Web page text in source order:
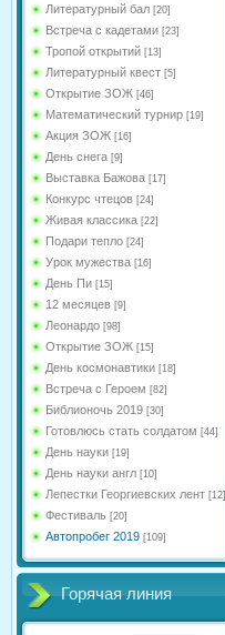
Литературный бал [20]
Встреча с кадетами [23]
Тропой открытий [13]
Литературный квест [5]
Открытие ЗОЖ [46]
Математический турнир [19]
Акция ЗОЖ [16]
День снега [9]
Выставка Бажова [17]
Конкурс чтецов [24]
Живая классика [22]
Подари тепло [24]
Урок мужества [16]
День Пи [15]
12 месяцев [9]
Леонардо [98]
Открытие ЗОЖ [15]
День космонавтики [18]
Встреча с Героем [82]
Библионочь 2019 [30]
Готовлюсь стать солдатом [44]
День науки [19]
День науки англ [10]
Лепестки Георгиевских лент [12]
Фестиваль [20]
Автопробег 2019 [109]
Горячая линия